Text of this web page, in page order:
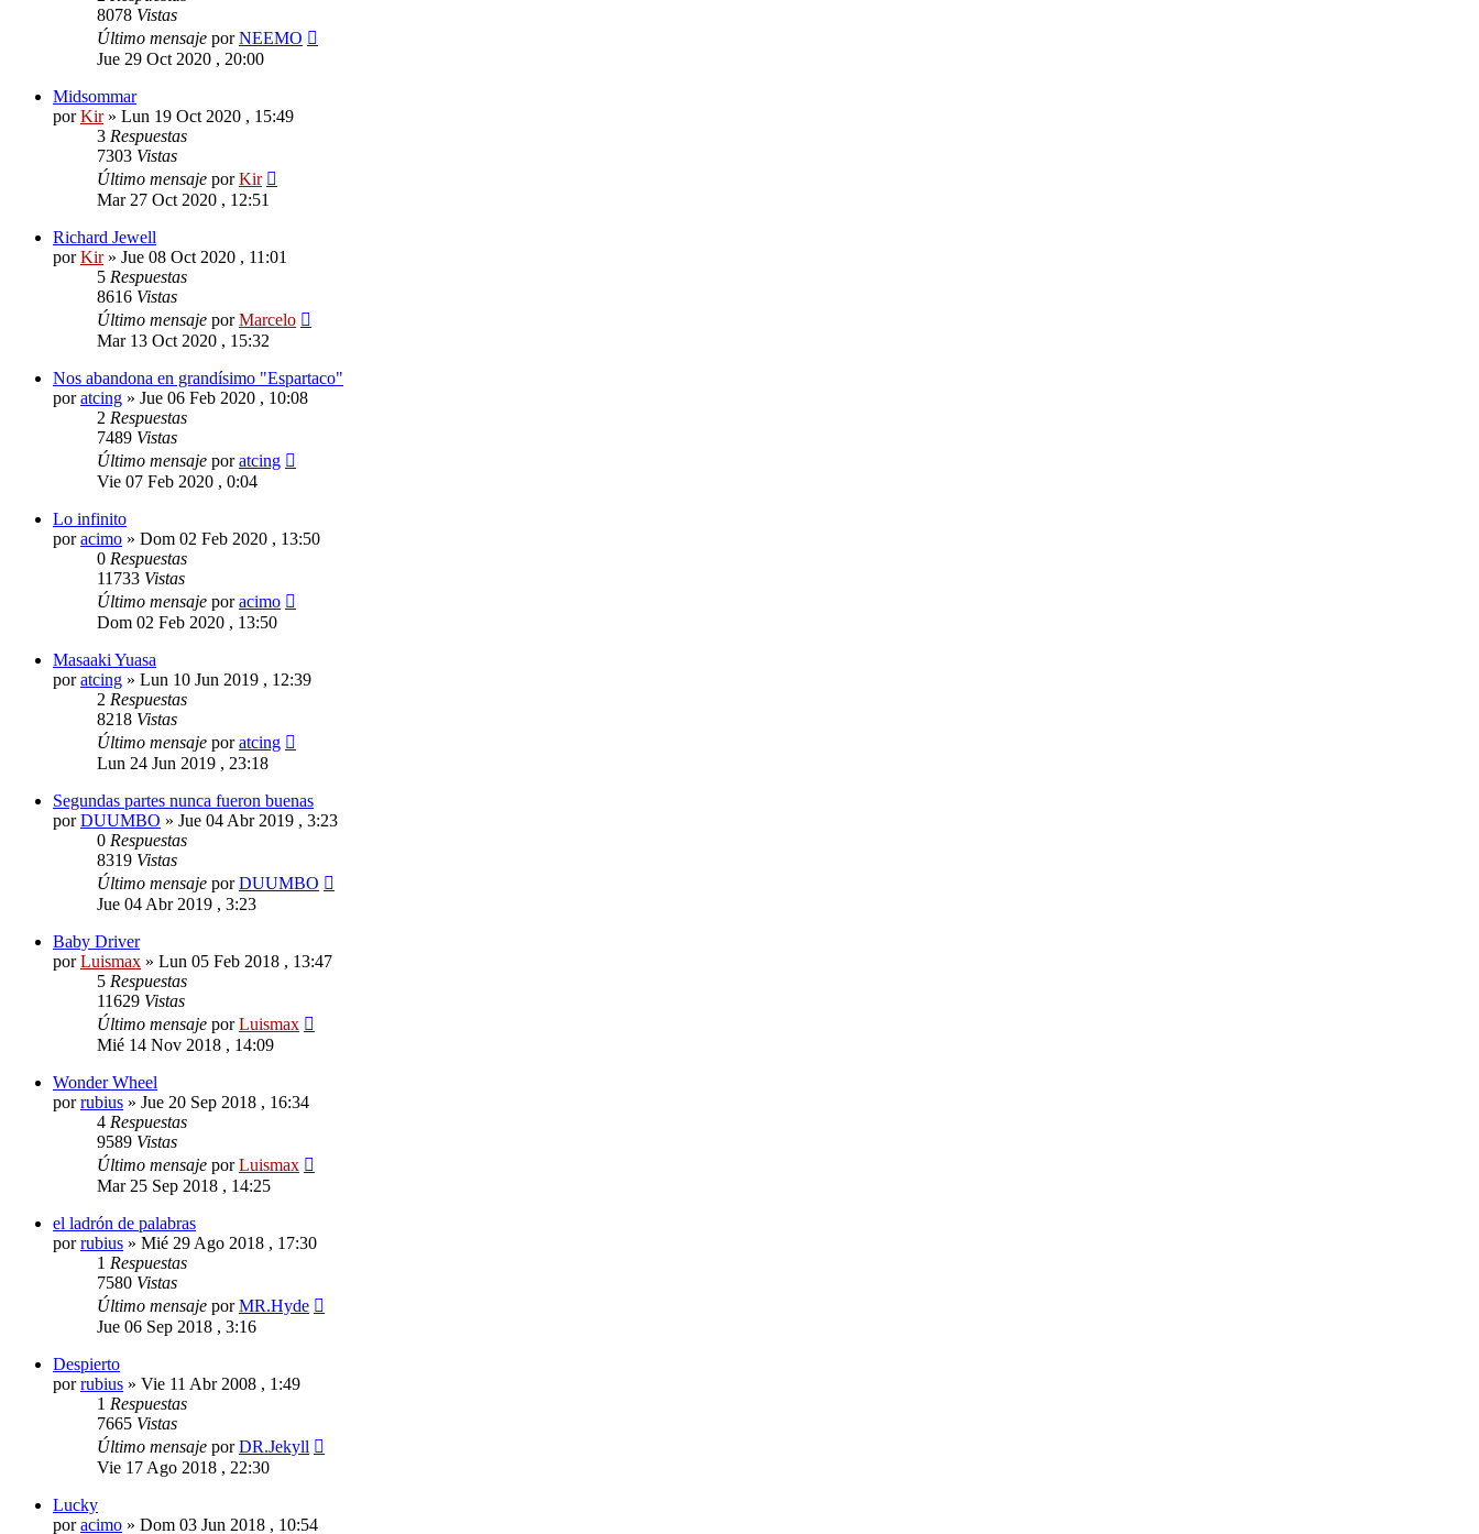
8078 Vistas
Último mensaje porNEEMO
Jue 29 Oct 2020 , 20:00
Midsommar
porKir» Lun 19 Oct 2020 , 15:49
3 Respuestas
7303 Vistas
Último mensaje porKir
Mar 27 Oct 2020 , 12:51
Richard Jewell
porKir» Jue 08 Oct 2020 , 11:01
5 Respuestas
8616 Vistas
Último mensaje porMarcelo
Mar 13 Oct 2020 , 15:32
Nos abandona en grandísimo "Espartaco"
poratcing » Jue 06 Feb 2020 , 10:08
2 Respuestas
7489 Vistas
Último mensaje poratcing
Vie 07 Feb 2020 , 0:04
Lo infinito
poracimo » Dom 02 Feb 2020 , 13:50
0 Respuestas
11733 Vistas
Último mensaje poracimo
Dom 02 Feb 2020 , 13:50
Masaaki Yuasa
poratcing » Lun 10 Jun 2019 , 12:39
2 Respuestas
8218 Vistas
Último mensaje poratcing
Lun 24 Jun 2019 , 23:18
Segundas partes nunca fueron buenas
porDUUMBO » Jue 04 Abr 2019 , 3:23
0 Respuestas
8319 Vistas
Último mensaje porDUUMBO
Jue 04 Abr 2019 , 3:23
Baby Driver
porLuismax » Lun 05 Feb 2018 , 13:47
5 Respuestas
11629 Vistas
Último mensaje porLuismax
Mié 14 Nov 2018 , 14:09
Wonder Wheel
porrubius » Jue 20 Sep 2018 , 16:34
4 Respuestas
9589 Vistas
Último mensaje porLuismax
Mar 25 Sep 2018 , 14:25
el ladrón de palabras
porrubius » Mié 29 Ago 2018 , 17:30
1 Respuestas
7580 Vistas
Último mensaje porMR.Hyde
Jue 06 Sep 2018 , 3:16
Despierto
porrubius » Vie 11 Abr 2008 , 1:49
1 Respuestas
7665 Vistas
Último mensaje porDR.Jekyll
Vie 17 Ago 2018 , 22:30
Lucky
poracimo » Dom 03 Jun 2018 , 10:54